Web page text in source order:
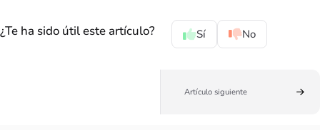
¿Te ha sido útil este artículo? Sí No
Artículo siguiente